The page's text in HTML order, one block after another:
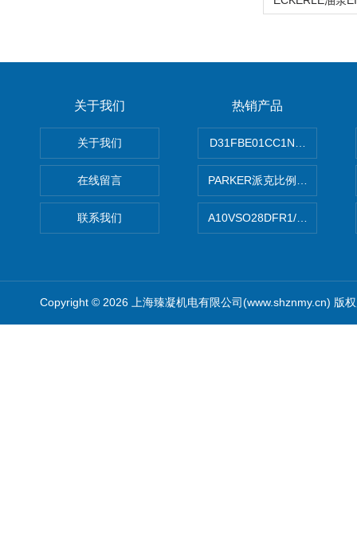
关于我们
关于我们
在线留言
联系我们
热销产品
PARKER派克比例阀 柱塞泵
A10VSO28DFR1/
Copyright © 2026 上海臻凝机电有限公司(www.shznmy.cn) 版